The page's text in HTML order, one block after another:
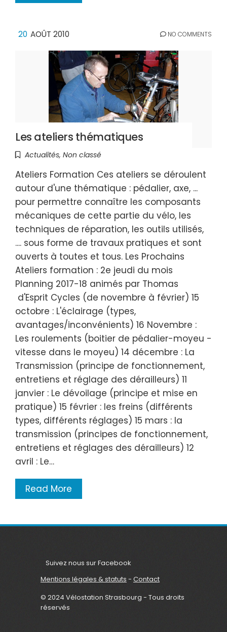
20 AOÛT 2010 NO COMMENTS
Les ateliers thématiques
Actualités, Non classé
Ateliers Formation Ces ateliers se déroulent
autour d'une thématique : pédalier, axe, ...
pour permettre connaître les composants
mécaniques de cette partie du vélo, les
techniques de réparation, les outils utilisés,
.... sous forme de travaux pratiques et sont
ouverts à toutes et tous. Les Prochains
Ateliers formation : 2e jeudi du mois
Planning 2017-18 animés par Thomas
d'Esprit Cycles (de novembre à février) 15
octobre : L'éclairage (types,
avantages/inconvénients) 16 Novembre :
Les roulements (boitier de pédalier-moyeu -
vitesse dans le moyeu) 14 décembre : La
Transmission (principe de fonctionnement,
entretiens et réglage des dérailleurs) 11
janvier : Le dévoilage (principe et mise en
pratique) 15 février : les freins (différents
types, différents réglages) 15 mars : la
transmission (principes de fonctionnement,
entretiens et réglages des dérailleurs) 12
avril : Le…
Read More
Suivez nous sur Facebook
Mentions légales & statuts - Contact
© 2024 Vélostation Strasbourg - Tous droits
réservés